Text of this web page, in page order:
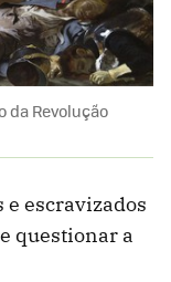
da Revolução
e escravizados
e questionar a